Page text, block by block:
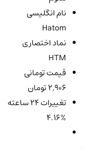
نام انگلیسی
Hatom
نماد اختصاری
HTM
قیمت تومانی
2,906 تومان
تغییرات ۲۴ ساعته
4.16%